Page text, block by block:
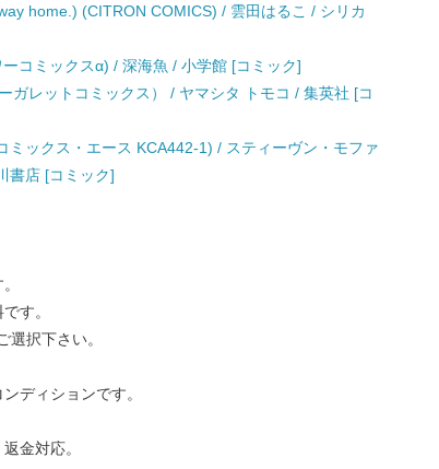
home.) (CITRON COMICS) / 雲田はるこ / シリカ
コミックスα) / 深海魚 / 小学館 [コミック]
ガレットコミックス） / ヤマシタ トモコ / 集英社 [コ
ミックス・エース KCA442-1) / スティーヴン・モファ
書店 [コミック]
す。
択下さい。
ディションです。
金対応。